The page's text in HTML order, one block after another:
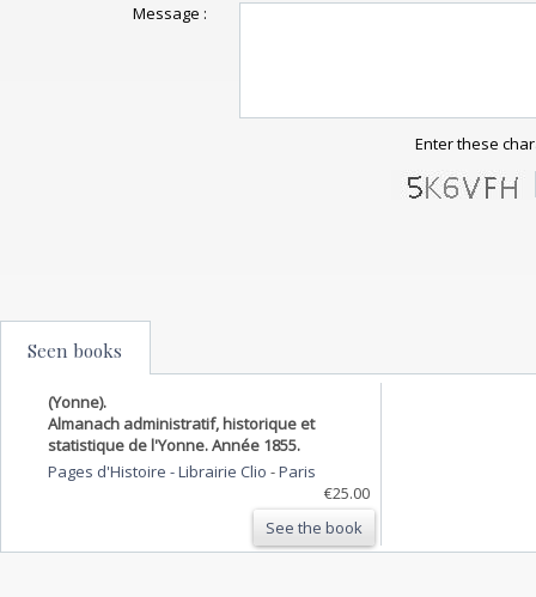
Message :
Enter these
Seen books
(Yonne).
Almanach administratif, historique et
statistique de l'Yonne. Année 1855.
Pages d'Histoire - Librairie Clio -Paris
€25.00
See the book